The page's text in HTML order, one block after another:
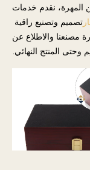
المهرة، نقدم خدمات
تصميم وتصنيع راقية
مصنعنا والاطلاع عن
وحتى المنتج النهائي.